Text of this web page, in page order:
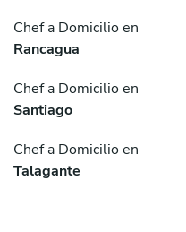
Chef a Domicilio en
Rancagua
Chef a Domicilio en
Santiago
Chef a Domicilio en
Talagante